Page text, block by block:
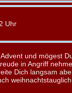
Uhr
und mögest
in Angriff
Dich langsam